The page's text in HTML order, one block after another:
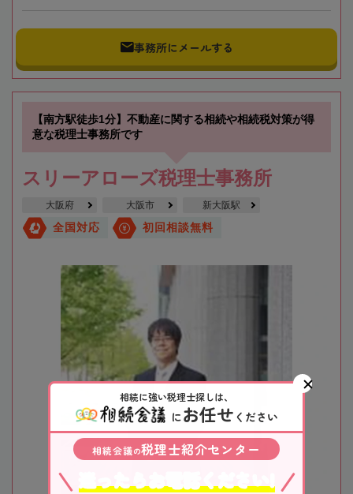
事務所にメールする
【南方駅徒歩1分】不動産に関する相続や相続税対策が得
意な税理士事務所です
スリーアローズ税理士事務所
大阪府 大阪市 新大阪駅
全国対応 初回相談無料
相続に強い税理士探しは、
にお任せ ください
相続会議の税理士紹介センター